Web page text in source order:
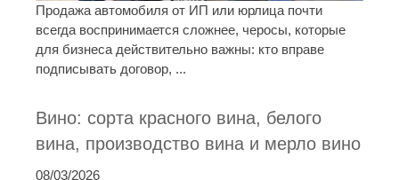
Продажа автомобиля от ИП или юрлица почти
всегда воспринимается сложнее, черосы, которые
для бизнеса действительно важны: кто вправе
подписывать договор, ...
Вино: сорта красного вина, белого
вина, производство вина и мерло вино
08/03/2026